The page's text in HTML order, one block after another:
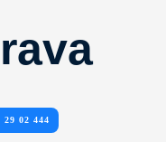
29 02 444